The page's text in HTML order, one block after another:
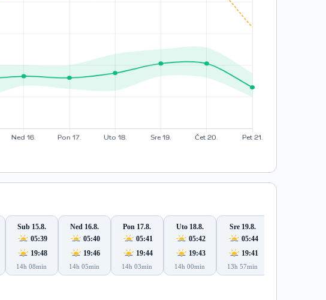
Sub 15.8.
05:39
19:48
14h 08min
Ned 16.8.
05:40
19:46
14h 05min
Pon 17.8.
05:41
19:44
14h 03min
Uto 18.8.
05:42
19:43
14h 00min
Sre 19.8.
05:44
19:41
13h 57min